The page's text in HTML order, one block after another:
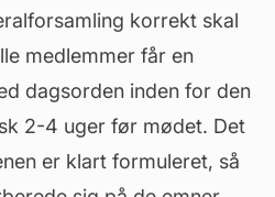
korrekt skal
medlemmer får en
dagsorden inden for den
2-4 uger før mødet. Det
er klart formuleret, så